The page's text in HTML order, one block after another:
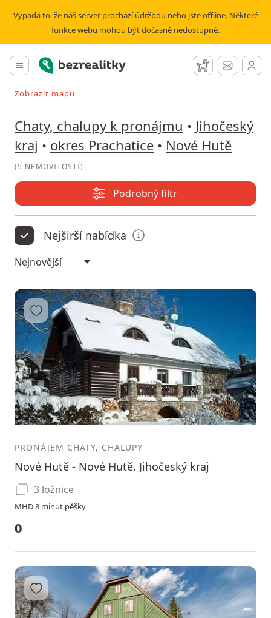
Vypadá to, že náš server prochází údržbou nebo jste offline. Některé
funkce webu mohou být dočasně nedostupné.
Hlavní menu
Bezrealitky Hlídací pes
Zprávy
Vyhledávat při pohybu v mapě
Zobrazit mapu
Chaty, chalupy k pronájmu • Jihočeský
kraj • okres Prachatice • Nové Hutě
(5 NEMOVITOSTÍ)
Podrobný filtr
Nejširší nabídka
12 3
Přidat do oblíbených
PRONÁJEM CHATY, CHALUPY
Nové Hutě - Nové Hutě, Jihočeský kraj
3 ložnice
MHD 8 minut pěšky
0
Přidat do oblíbených